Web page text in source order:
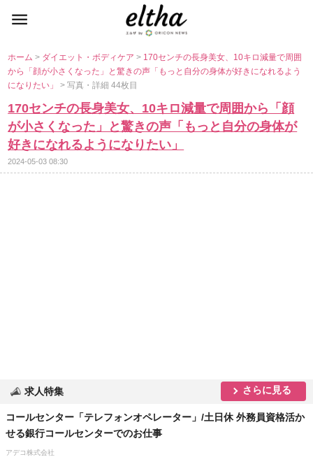
ホーム> ダイエット・ボディケア> 170センチの長身美女、10キロ減量で周囲
から「顔が小さくなった」と驚きの声「もっと自分の身体が好きになれるよう
になりたい」> 写真・詳細 44枚目
170センチの長身美女、10キロ減量で周囲から「顔
が小さくなった」と驚きの声「もっと自分の身体が
好きになれるようになりたい」
2024-05-03 08:30
求人特集 さらに見る
コールセンター「テレフォンオペレーター」/土日休 外務員資格活か
せる銀行コールセンターでのお仕事
アデコ株式会社